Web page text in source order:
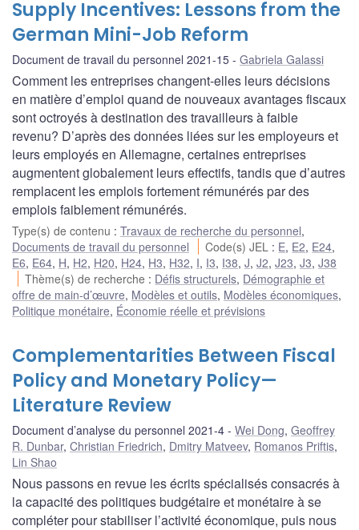
Supply Incentives: Lessons from the
German Mini-Job Reform
Document de travail du personnel 2021-15 Gabriela Galassi
Comment les entreprises changent-elles leurs décisions
en matière d’emploi quand de nouveaux avantages fiscaux
sont octroyés à destination des travailleurs à faible
revenu? D’après des données liées sur les employeurs et
leurs employés en Allemagne, certaines entreprises
augmentent globalement leurs effectifs, tandis que d’autres
remplacent les emplois fortement rémunérés par des
emplois faiblement rémunérés.
Type(s) de contenu : Travaux de recherche du personnel,
Documents de travail du personnel
Code(s) JEL : E, E2, E24,
E6, E64, H, H2, H20, H24, H3, H32, I, I3, I38, J, J2, J23, J3, J38
Thème(s) de recherche : Défis structurels, Démographie et
offre de main-d’œuvre, Modèles et outils, Modèles économiques,
Politique monétaire, Économie réelle et prévisions
Complementarities Between Fiscal
Policy and Monetary Policy—
Literature Review
Document d’analyse du personnel 2021-4 Wei Dong, Geoffrey
R. Dunbar, Christian Friedrich, Dmitry Matveev, Romanos Priftis,
Lin Shao
Nous passons en revue les écrits spécialisés consacrés à
la capacité des politiques budgétaire et monétaire à se
compléter pour stabiliser l’activité économique, puis nous